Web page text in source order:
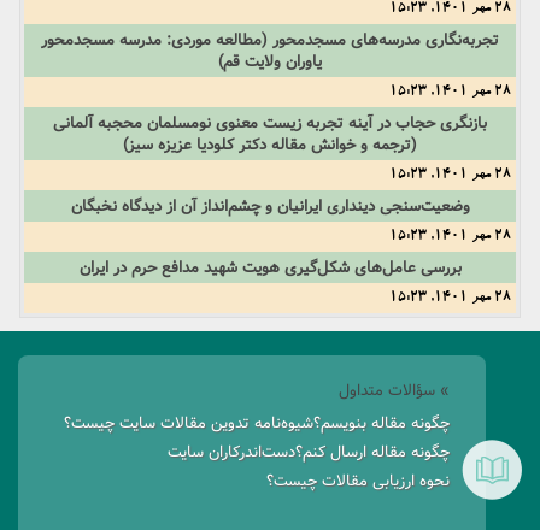
28 مهر 1401, 15:23
تجربه‌نگاری مدرسه‌های مسجدمحور (مطالعه موردی: مدرسه مسجدمحور
یاوران ولایت قم)
28 مهر 1401, 15:23
بازنگری حجاب در آینه تجربه زیست معنوی نومسلمان محجبه آلمانی
(ترجمه و خوانش مقاله دکتر کلودیا عزیزه سیز)
28 مهر 1401, 15:23
وضعیت‌سنجی دینداری ایرانیان و چشم‌انداز آن از دیدگاه نخبگان
28 مهر 1401, 15:23
بررسی عامل‌های شکل‌گیری هویت شهید مدافع حرم در ایران
28 مهر 1401, 15:23
» سؤالات متداول
چگونه مقاله بنویسم؟شیوه‌نامه تدوین مقالات سایت چیست؟
چگونه مقاله ارسال کنم؟دست‌اندرکاران سایت
نحوه ارزیابی مقالات چیست؟